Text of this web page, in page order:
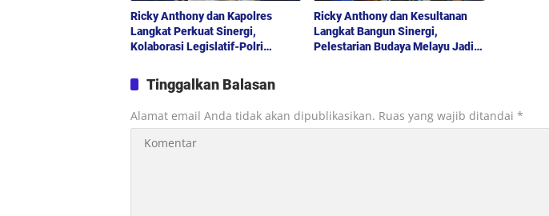
Ricky Anthony dan Kapolres
Langkat Perkuat Sinergi,
Kolaborasi Legislatif-Polri
Kondusif
Ricky Anthony dan Kesultanan
Langkat Bangun Sinergi,
Pelestarian Budaya Melayu Jadi
Tinggalkan Balasan
Alamat email Anda tidak akan dipublikasikan. Ruas yang wajib ditandai *